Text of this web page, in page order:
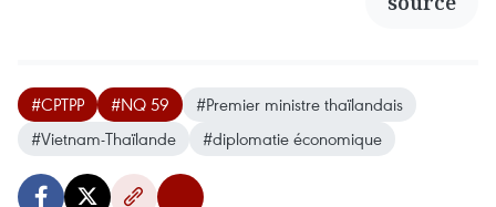
#CPTPP #NQ 59
#Premier ministre thaïlandais
#Vietnam-Thaïlande
#diplomatie économique